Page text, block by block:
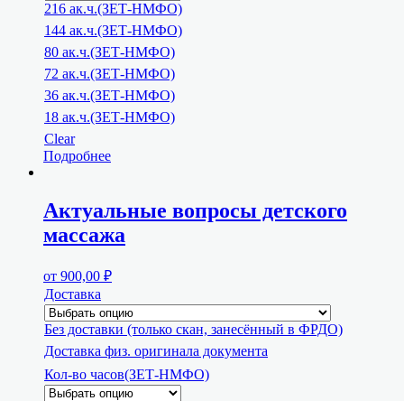
216 ак.ч.(ЗЕТ-НМФО)
144 ак.ч.(ЗЕТ-НМФО)
80 ак.ч.(ЗЕТ-НМФО)
72 ак.ч.(ЗЕТ-НМФО)
36 ак.ч.(ЗЕТ-НМФО)
18 ак.ч.(ЗЕТ-НМФО)
Clear
Подробнее
Актуальные вопросы детского
массажа
от 900,00 ₽
Доставка
Без доставки (только скан, занесённый в ФРДО)
Доставка физ. оригинала документа
Кол-во часов(ЗЕТ-НМФО)